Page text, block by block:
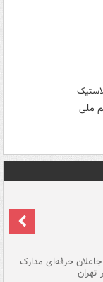
حرفه‌ای مدارک
تهران